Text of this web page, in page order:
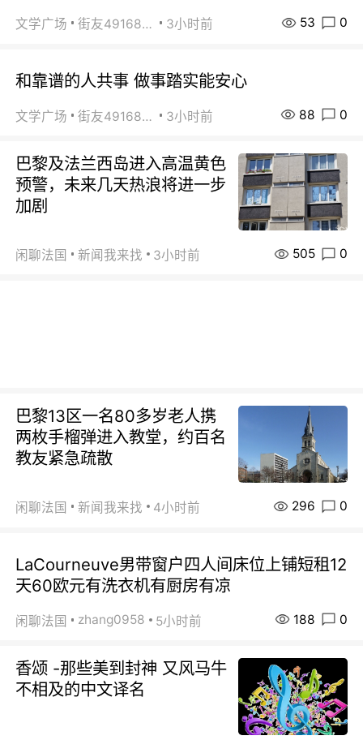
文学广场 街友49168527 3小时前 53 0
和靠谱的人共事 做事踏实能安心
文学广场 街友49168527 3小时前 88 0
巴黎及法兰西岛进入高温黄色
预警，未来几天热浪将进一步
加剧
闲聊法国 新闻我来找 3小时前 505 0
巴黎13区一名80多岁老人携
两枚手榴弹进入教堂，约百名
教友紧急疏散
闲聊法国 新闻我来找 4小时前 296 0
LaCourneuve男带窗户四人间床位上铺短租12
天60欧元有洗衣机有厨房有凉
闲聊法国 zhang0958 5小时前 188 0
香颂 -那些美到封神 又风马牛
不相及的中文译名